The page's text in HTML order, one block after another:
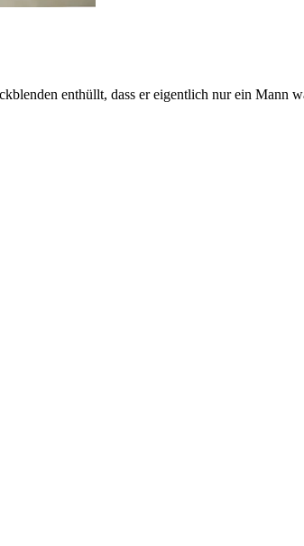
enthüllt, dass er eigentlich nur ein Mann